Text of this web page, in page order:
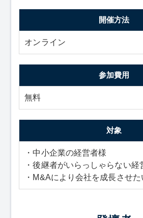
開催方法
オンライン
参加費用
無料
対象
・中小企業の経営者様
・後継者がいらっしゃらない経
・M&Aにより会社を成長させ